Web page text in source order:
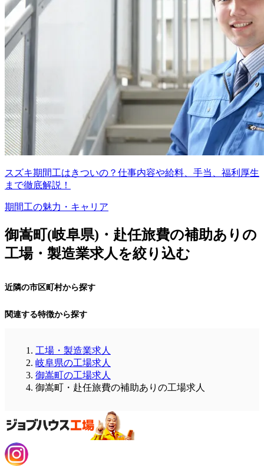
スズキ期間工はきついの？仕事内容や給料、手当、福利厚生
まで徹底解説！
期間工の魅力・キャリア
御嵩町(岐阜県)・赴任旅費の補助ありの
工場・製造業求人を絞り込む
近隣の市区町村から探す
関連する特徴から探す
工場・製造業求人
岐阜県の工場求人
御嵩町の工場求人
御嵩町・赴任旅費の補助ありの工場求人